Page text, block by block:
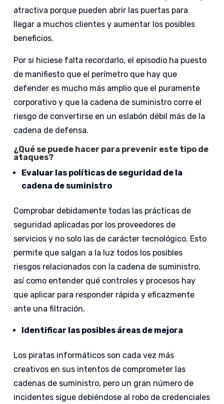
atractiva porque pueden abrir las puertas para
llegar a muchos clientes y aumentar los posibles
beneficios.
Por si hiciese falta recordarlo, el episodio ha puesto
de manifiesto que el perímetro que hay que
defender es mucho más amplio que el puramente
corporativo y que la cadena de suministro corre el
riesgo de convertirse en un eslabón débil más de la
cadena de defensa.
¿Qué se puede hacer para prevenir este tipo de
ataques?
Evaluar las políticas de seguridad de la
cadena de suministro
Comprobar debidamente todas las prácticas de
seguridad aplicadas por los proveedores de
servicios y no solo las de carácter tecnológico. Esto
permite que salgan a la luz todos los posibles
riesgos relacionados con la cadena de suministro,
así como entender qué controles y procesos hay
que aplicar para responder rápida y eficazmente
ante una filtración.
Identificar las posibles áreas de mejora
Los piratas informáticos son cada vez más
creativos en sus intentos de comprometer las
cadenas de suministro, pero un gran número de
incidentes sigue debiéndose al robo de credenciales